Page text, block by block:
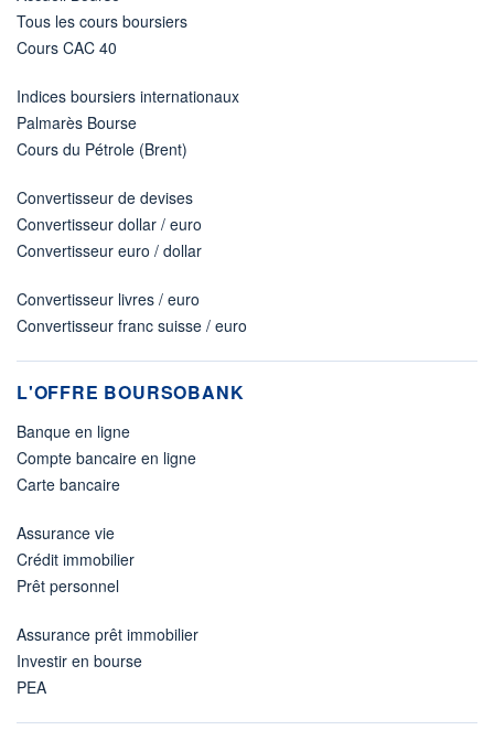
-
07.08.26 / 22:00:00
ÉLIGIBILITÉ
Non éligible
Boursobank
Tous les cours boursiers
Cours CAC 40
Indices boursiers internationaux
Palmarès Bourse
Cours du Pétrole (Brent)
Convertisseur de devises
Convertisseur dollar / euro
Convertisseur euro / dollar
Convertisseur livres / euro
Convertisseur franc suisse / euro
L'OFFRE BOURSOBANK
Banque en ligne
Compte bancaire en ligne
Carte bancaire
Assurance vie
Crédit immobilier
Prêt personnel
Assurance prêt immobilier
Investir en bourse
PEA